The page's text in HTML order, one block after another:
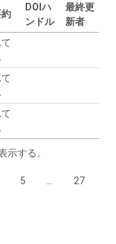
DOIハ
ンドル
最終更
新者
示する。
5 27